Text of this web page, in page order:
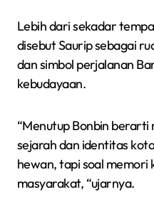
Lebih dari sekadar
disebut Saurip sebagai
dan simbol perjalanan
kebudayaan.
“Menutup Bonbin berarti
sejarah dan identitas
hewan, tapi soal memori
masyarakat, “ujarnya.